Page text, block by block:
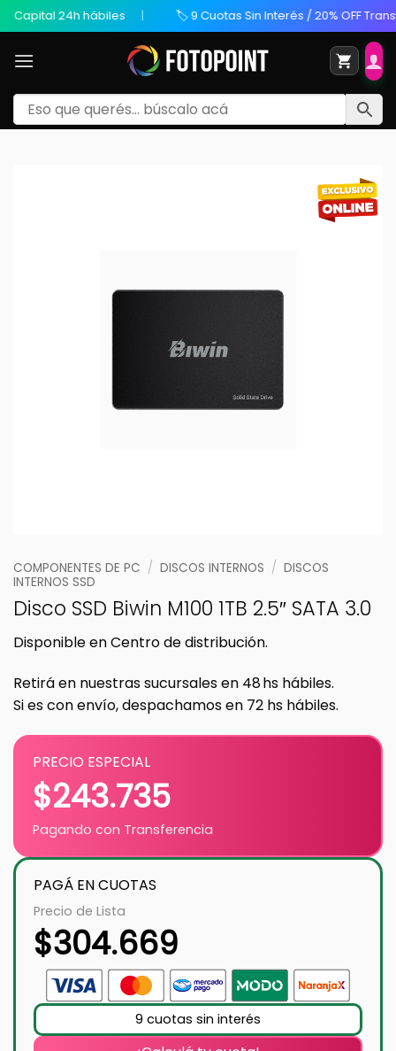
24h hábiles 🏷️ 9 Cuotas Sin Interés / 20% OFF
COMPONENTES DE PC / DISCOS INTERNOS / DISCOS
INTERNOS SSD
Disco SSD Biwin M100 1TB 2.5″ SATA 3.0
Disponible en Centro de distribución.
Retirá en nuestras sucursales en 48 hs hábiles.
Si es con envío, despachamos en 72 hs hábiles.
PRECIO ESPECIAL
$243.735
Pagando con Transferencia
PAGÁ EN CUOTAS
Precio de Lista
$304.669
9 cuotas sin interés